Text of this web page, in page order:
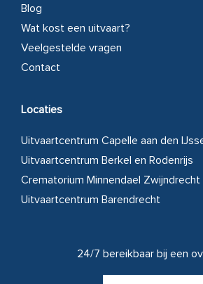
Blog
Wat kost een uitvaart?
Veelgestelde vragen
Contact
Locaties
Uitvaartcentrum Capelle aan den
Uitvaartcentrum Berkel en Rodenrijs
Crematorium Minnendael Zwijndrecht
Uitvaartcentrum Barendrecht
24/7 bereikbaar bij een